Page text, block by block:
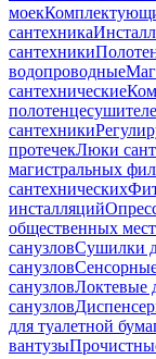
моек
сантехника
сантехники
водопроводные
сантехнические
сантехники
протечекЛюки
магистральных
сантехнических
инсталляций
общественных мест
санузловСушилки
санузлов
санузловЛоктевые
санузлов
для туалетной
вантузы